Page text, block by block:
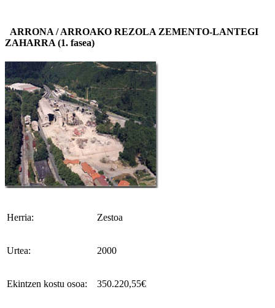
ARRONA / ARROAKO REZOLA ZEMENTO-LANTEGI
ZAHARRA (1. fasea)
Herria: Zestoa
Urtea: 2000
Ekintzen kostu osoa: 350.220,55€